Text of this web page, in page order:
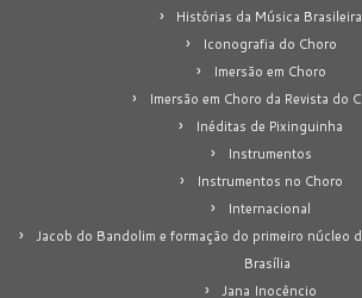
Histórias da Música Brasileira
Iconografia do Choro
Imersão em Choro
Imersão em Choro da Revista do
Inéditas de Pixinguinha
Instrumentos
Instrumentos no Choro
Internacional
Jacob do Bandolim e formação do primeiro núcleo
Brasília
Jana Inocêncio